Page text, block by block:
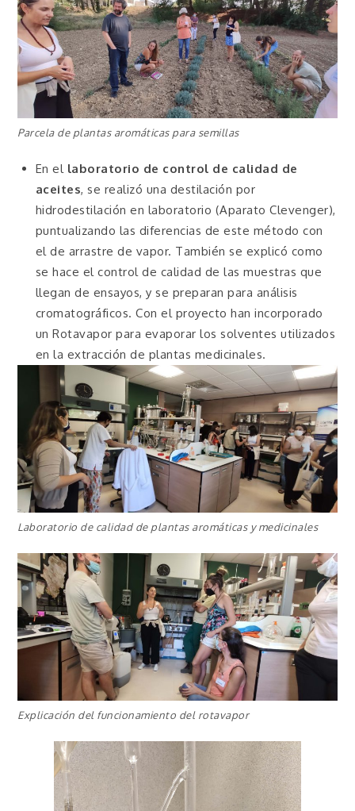
Parcela de plantas aromáticas para semillas
En ellaboratorio de control de calidad de
aceites, se realizó una destilación por
hidrodestilación en laboratorio (Aparato Clevenger),
puntualizando las diferencias de este método con
el de arrastre de vapor. También se explicó como
se hace el control de calidad de las muestras que
llegan de ensayos, y se preparan para análisis
cromatográficos. Con el proyecto han incorporado
un Rotavapor para evaporar los solventes utilizados
en la extracción de plantas medicinales.
Laboratorio de calidad de plantas aromáticas y medicinales
Explicación del funcionamiento del rotavapor